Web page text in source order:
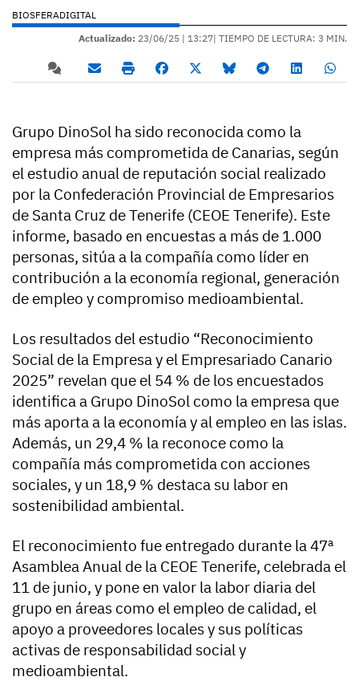
BIOSFERADIGITAL
Actualizado: 23/06/25 | 13:27| TIEMPO DE LECTURA: 3 MIN.
Grupo DinoSol ha sido reconocida como la
empresa más comprometida de Canarias, según
el estudio anual de reputación social realizado
por la Confederación Provincial de Empresarios
de Santa Cruz de Tenerife (CEOE Tenerife). Este
informe, basado en encuestas a más de 1.000
personas, sitúa a la compañía como líder en
contribución a la economía regional, generación
de empleo y compromiso medioambiental.
Los resultados del estudio “Reconocimiento
Social de la Empresa y el Empresariado Canario
2025” revelan que el 54 % de los encuestados
identifica a Grupo DinoSol como la empresa que
más aporta a la economía y al empleo en las islas.
Además, un 29,4 % la reconoce como la
compañía más comprometida con acciones
sociales, y un 18,9 % destaca su labor en
sostenibilidad ambiental.
El reconocimiento fue entregado durante la 47ª
Asamblea Anual de la CEOE Tenerife, celebrada el
11 de junio, y pone en valor la labor diaria del
grupo en áreas como el empleo de calidad, el
apoyo a proveedores locales y sus políticas
activas de responsabilidad social y
medioambiental.